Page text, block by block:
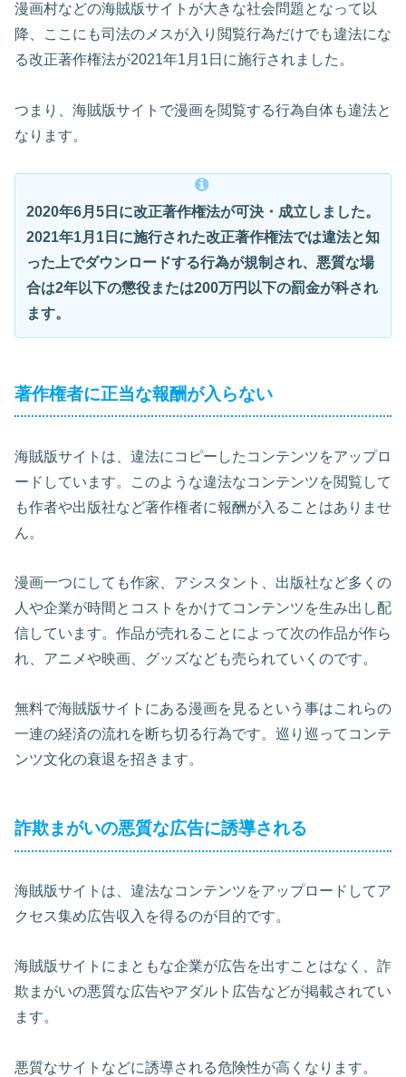
漫画村などの海賊版サイトが大きな社会問題となって以
降、ここにも司法のメスが入り閲覧行為だけでも違法にな
る改正著作権法が2021年1月1日に施行されました。
つまり、海賊版サイトで漫画を閲覧する行為自体も違法と
なります。
2020年6月5日に改正著作権法が可決・成立しました。
2021年1月1日に施行された改正著作権法では違法と知
った上でダウンロードする行為が規制され、悪質な場
合は2年以下の懲役または200万円以下の罰金が科され
ます。
著作権者に正当な報酬が入らない
海賊版サイトは、違法にコピーしたコンテンツをアップロ
ードしています。このような違法なコンテンツを閲覧して
も作者や出版社など著作権者に報酬が入ることはありませ
ん。
漫画一つにしても作家、アシスタント、出版社など多くの
人や企業が時間とコストをかけてコンテンツを生み出し配
信しています。作品が売れることによって次の作品が作ら
れ、アニメや映画、グッズなども売られていくのです。
無料で海賊版サイトにある漫画を見るという事はこれらの
一連の経済の流れを断ち切る行為です。巡り巡ってコンテ
ンツ文化の衰退を招きます。
詐欺まがいの悪質な広告に誘導される
海賊版サイトは、違法なコンテンツをアップロードしてア
クセス集め広告収入を得るのが目的です。
海賊版サイトにまともな企業が広告を出すことはなく、詐
欺まがいの悪質な広告やアダルト広告などが掲載されてい
ます。
悪質なサイトなどに誘導される危険性が高くなります。